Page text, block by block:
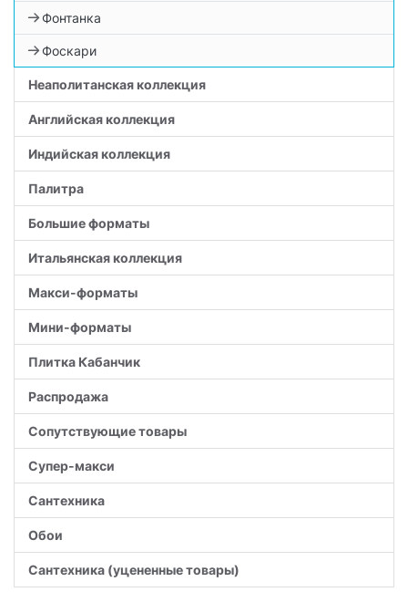
Фонтанка
Фоскари
Неаполитанская коллекция
Английская коллекция
Индийская коллекция
Палитра
Большие форматы
Итальянская коллекция
Макси-форматы
Мини-форматы
Плитка Кабанчик
Распродажа
Сопутствующие товары
Супер-макси
Сантехника
Обои
Сантехника (уцененные товары)